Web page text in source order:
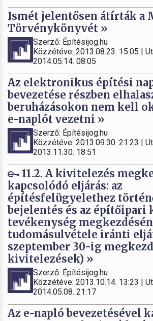
Ismét jelentősen átírták a
Törvénykönyvét »
Szerző: Építésijog.hu
Közzétéve: 2013.08.23. 15:05 |
2014.05.14. 08:05
Az elektronikus építési
bevezetése részben
beruházásokon nem kell
e-naplót vezetni »
Szerző: Építésijog.hu
Közzétéve: 2013.09.30. 21:23 |
2013.11.30. 18:51
11.2. A kivitelezés
kapcsolódó eljárás: az
építésfelügyelethez
bejelentés és az építőipari
tevékenység
tudomásulvétele iránti
szeptember 30-ig
kivitelezések) »
Szerző: Építésijog.hu
Közzétéve: 2013.10.14. 13:23 |
2014.05.08. 21:17
Az e-napló bevezetésével